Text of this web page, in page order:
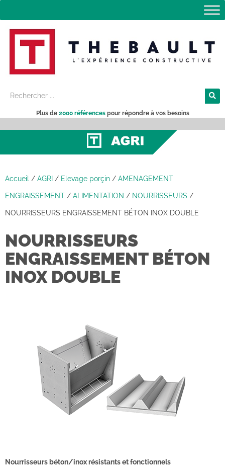
Plus de 2000 référencespour répondre à vos besoins
Accueil / AGRI / Elevage porçin / AMENAGEMENT
ENGRAISSEMENT / ALIMENTATION / NOURRISSEURS /
NOURRISSEURS ENGRAISSEMENT BÉTON INOX DOUBLE
NOURRISSEURS
ENGRAISSEMENT BÉTON
INOX DOUBLE
Nourrisseurs béton/inox résistants et fonctionnels